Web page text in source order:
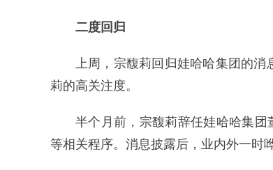
二度回归
上周，宗馥莉回归娃哈哈集团的消
莉的高关注度。
半个月前，宗馥莉辞任娃哈哈集
等相关程序。消息披露后，业内外一时哗